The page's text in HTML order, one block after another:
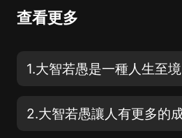
查看更多
1.大智若愚是一種人生至境
2.大智若愚讓人有更多的